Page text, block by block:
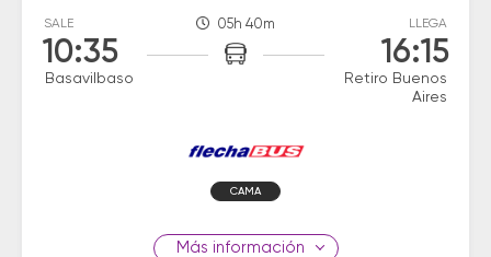
SALE
10:35
Basavilbaso
05h 40m LLEGA
16:15
Retiro Buenos
Aires
CAMA
información